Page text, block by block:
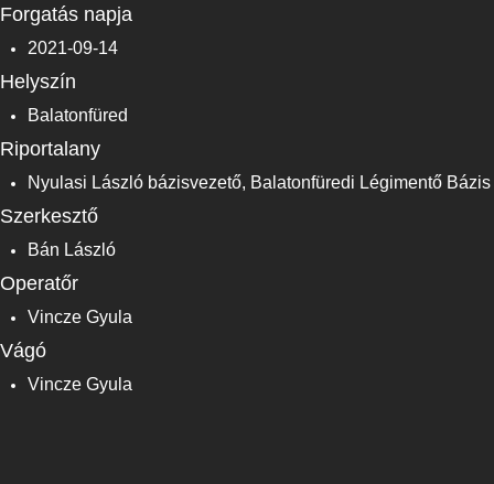
Forgatás napja
2021-09-14
Helyszín
Balatonfüred
Riportalany
Nyulasi László bázisvezető, Balatonfüredi Légimentő Bázis
Szerkesztő
Bán László
Operatőr
Vincze Gyula
Vágó
Vincze Gyula